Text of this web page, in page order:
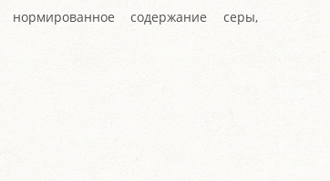
нормированное содержание серы,